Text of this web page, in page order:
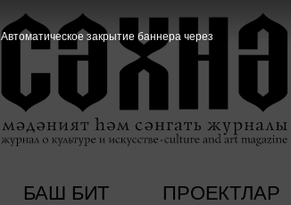
БАШ БИТ ПРОЕКТЛАР
Автоматическое закрытие баннера через